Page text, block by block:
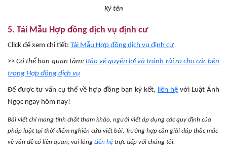
Ký tên
5. Tải Mẫu Hợp đồng dịch vụ định cư
Click để xem chi tiết: Tải Mẫu Hợp đồng dịch vụ định cư
>> Có thể bạn quan tâm: Bảo vệ quyền lợi và tránh rủi ro cho các bên
trong Hợp đồng dịch vụ
Để được tư vấn cụ thể về hợp đồng bạn ký kết, liên hệ với Luật Ánh
Ngọc ngay hôm nay!
Bài viết chỉ mang tính chất tham khảo, người viết áp dụng các quy định của
pháp luật tại thời điểm nghiên cứu viết bài. Trường hợp cần giải đáp thắc mắc
về vấn đề có liên quan, vui lòng Liên hệ trực tiếp với chúng tôi.